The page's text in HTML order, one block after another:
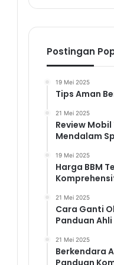
Postingan
19 Mei 2025
Tips Aman
21 Mei 2025
Review
Mendalam
19 Mei 2025
Harga BBM
21 Mei 2025
Cara Ganti
Panduan Ahli
21 Mei 2025
Berkendara
Panduan